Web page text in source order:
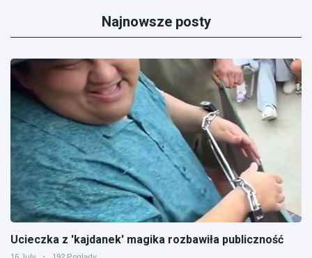
Najnowsze posty
Ucieczka z 'kajdanek' magika rozbawiła publiczność